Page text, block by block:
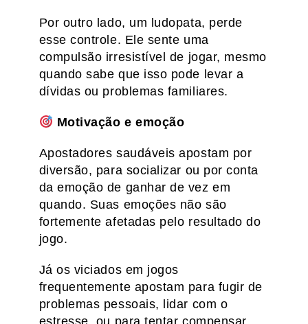
Por outro lado, um ludopata, perde
esse controle. Ele sente uma
compulsão irresistível de jogar, mesmo
quando sabe que isso pode levar a
dívidas ou problemas familiares.
Motivação e emoção
Apostadores saudáveis apostam por
diversão, para socializar ou por conta
da emoção de ganhar de vez em
quando. Suas emoções não são
fortemente afetadas pelo resultado do
jogo.
Já os viciados em jogos
frequentemente apostam para fugir de
problemas pessoais, lidar com o